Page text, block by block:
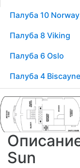
Палуба 10 Norway
Палуба 8 Viking
Палуба 6 Oslo
Палуба 4 Biscayne
Sun